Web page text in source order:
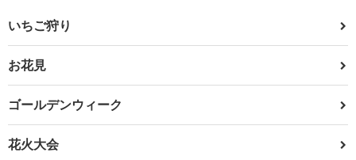
いちご狩り
お花見
ゴールデンウィーク
花火大会